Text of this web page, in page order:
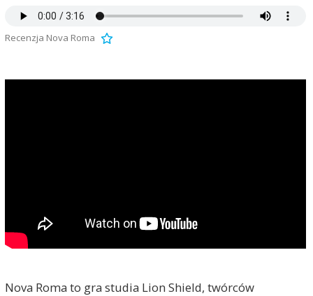
Recenzja Nova Roma
Nova Roma to gra studia Lion Shield, twórców